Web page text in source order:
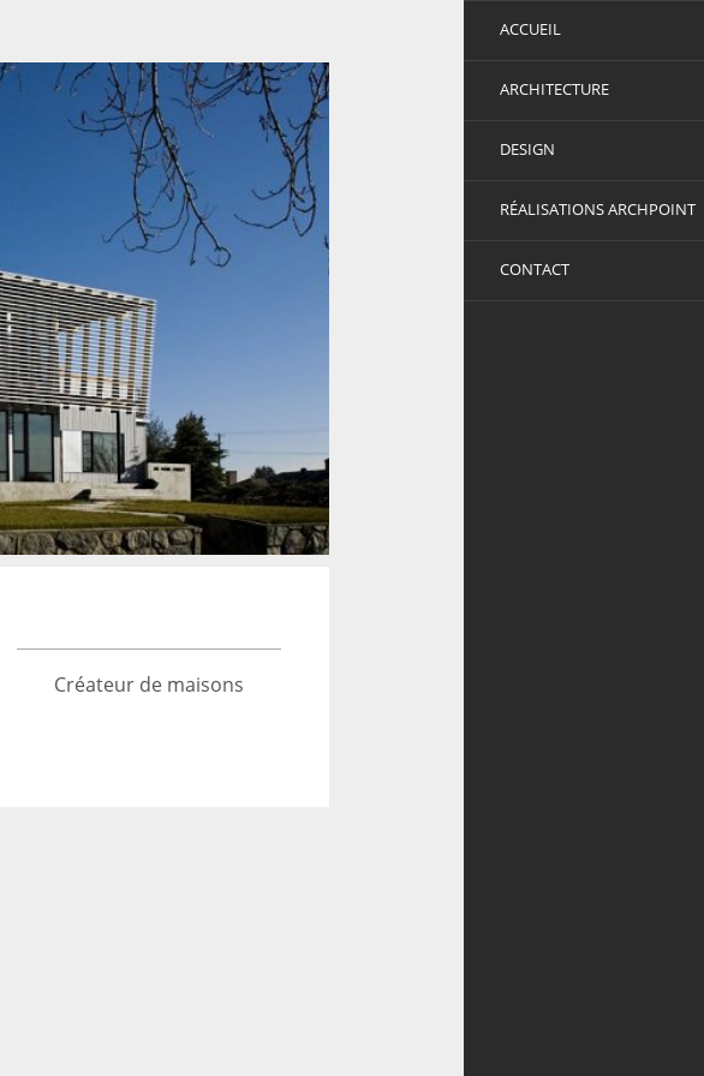
ACCUEIL
ARCHITECTURE
DESIGN
RÉALISATIONS ARCHPOINT
CONTACT
Créateur de maisons